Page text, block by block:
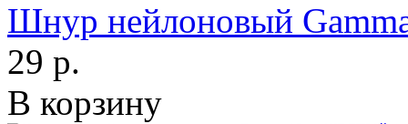
Шнур нейлоновый
29 р.
В корзину